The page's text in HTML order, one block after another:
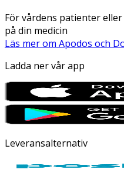
För vårdens patienter
på din medicin
Läs mer om Apodos och
Ladda ner vår app
Leveransalternativ